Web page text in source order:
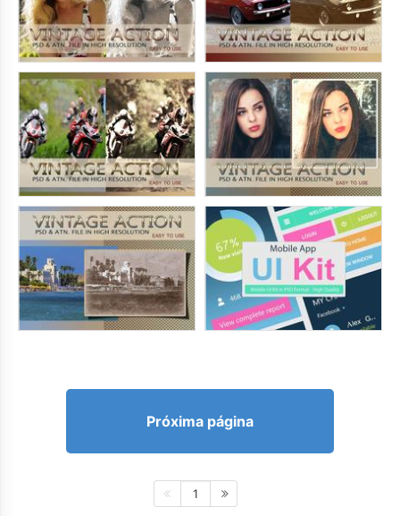
Próxima página
1